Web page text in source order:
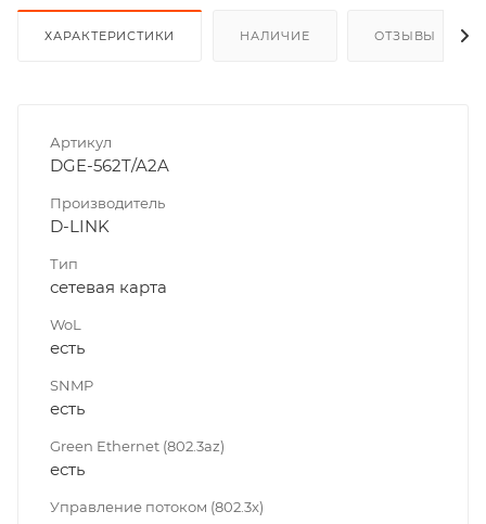
ХАРАКТЕРИСТИКИ НАЛИЧИЕ ОТЗЫВЫ
Артикул
DGE-562T/A2A
Производитель
D-LINK
Тип
сетевая карта
WoL
есть
SNMP
есть
Green Ethernet (802.3az)
есть
Управление потоком (802.3x)